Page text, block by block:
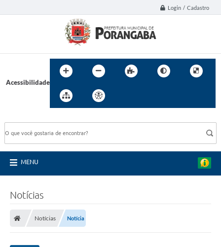
Login / Cadastro
Acessibilidade
MENU
Notícias
Notícias Notícia